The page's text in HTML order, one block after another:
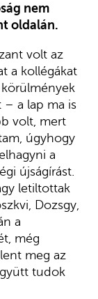
nem
oldalán.
volt az
a kollégákat
– a lap ma is
volt, mert
úgyhogy
a
újságírást.
letiltottak
Dozsgy,
a
még
meg az
tudok